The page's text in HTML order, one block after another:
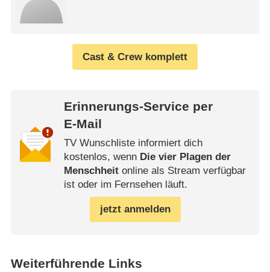
Cast & Crew komplett
Erinnerungs-Service per
E-Mail
TV Wunschliste informiert dich
kostenlos, wenn Die vier Plagen der
Menschheitonline als Stream verfügbar
ist oder im Fernsehen läuft.
jetzt anmelden
Weiterführende Links